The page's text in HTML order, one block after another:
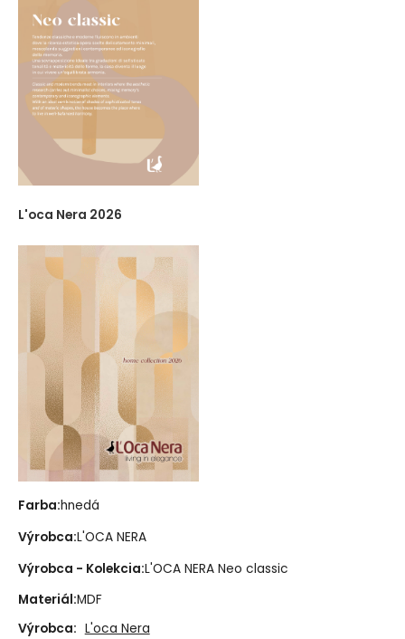
L'oca Nera 2026
Farba:hnedá
Výrobca:L'OCA NERA
Výrobca - Kolekcia:L'OCA NERA Neo classic
Materiál:MDF
Výrobca: L'oca Nera